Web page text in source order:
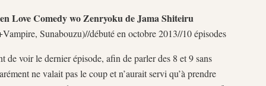
Love Comedy wo Zenryoku de Jama Shiteiru
Sunabouzu)//débuté en octobre 2013//10 épisodes
de voir le dernier épisode, afin de parler des 8 et 9 sans
ne valait pas le coup et n’aurait servi qu’à prendre